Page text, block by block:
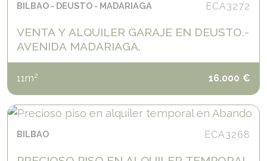
BILBAO DEUSTO MADARIAGA ECA3272
VENTA Y ALQUILER GARAJE EN DEUSTO.-
AVENIDA MADARIAGA.
11m2 16.000 €
BILBAO ECA3268